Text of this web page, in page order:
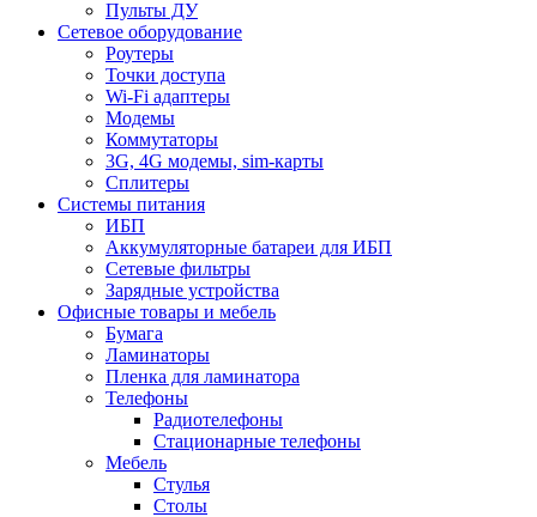
Пульты ДУ
Сетевое оборудование
Роутеры
Точки доступа
Wi-Fi адаптеры
Модемы
Коммутаторы
3G, 4G модемы, sim-карты
Сплитеры
Системы питания
ИБП
Аккумуляторные батареи для ИБП
Сетевые фильтры
Зарядные устройства
Офисные товары и мебель
Бумага
Ламинаторы
Пленка для ламинатора
Телефоны
Радиотелефоны
Стационарные телефоны
Мебель
Стулья
Столы